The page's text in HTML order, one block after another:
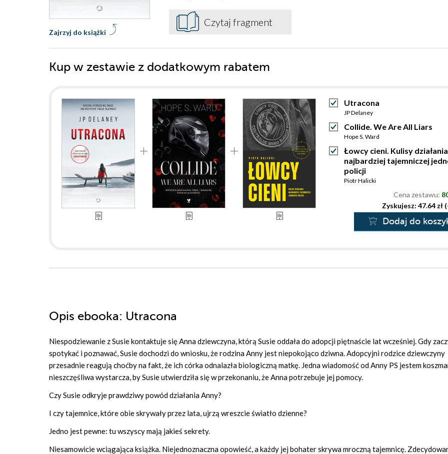
Zajrzyj do książki
Czytaj fragment
Kup w zestawie z dodatkowym rabatem
Utracona
JP Delaney
Collide. We Are All Liars
Hope S. Ward
Łowcy cieni. Kulisy działania
najbardziej tajemniczej
policji
Piotr Halicki
Cena zestawu:
Zyskujesz: 47.64 zł
Dodaj do
Opis ebooka: Utracona
Niespodziewanie z Susie kontaktuje się Anna dziewczyna, którą Susie oddała do adopcji piętnaście lat wcześniej. Gdy
spotykać i poznawać, Susie dochodzi do wniosku, że rodzina Anny jest niepokojąco dziwna. Adopcyjni rodzice dziewczyny
przesadnie reagują choćby na fakt, że ich córka odnalazła biologiczną matkę. Jedna wiadomość od Anny PS jestem
nieszczęśliwa wystarcza, by Susie utwierdziła się w przekonaniu, że Anna potrzebuje jej pomocy.
Czy Susie odkryje prawdziwy powód działania Anny?
I czy tajemnice, które obie skrywały przez lata, ujrzą wreszcie światło dzienne?
Jedno jest pewne: tu wszyscy mają jakieś sekrety.
Niesamowicie wciągająca książka. Niejednoznaczna opowieść, a każdy jej bohater skrywa mroczną tajemnicę.